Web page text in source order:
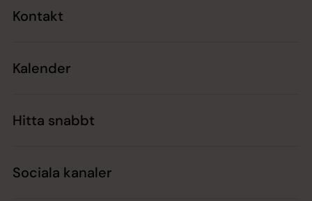
Kontakt
Kalender
Hitta snabbt
Sociala kanaler